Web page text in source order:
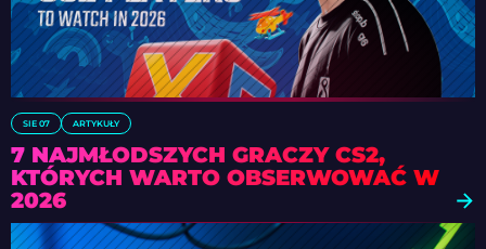
SIE 07 ARTYKUŁY
7 NAJMŁODSZYCH GRACZY CS2,
KTÓRYCH WARTO OBSERWOWAĆ W
2026